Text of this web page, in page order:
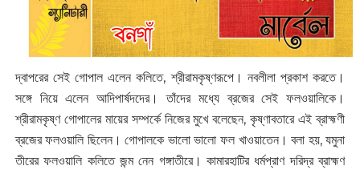
দ্বাপরের সেই গোপাল এলেন কলিতে, শ্রীরামকৃষ্ণরূপে। নবলীলা প্রকাশ করতে।
সঙ্গে নিয়ে এলেন আদিপার্ষদদের। তাঁদের মধ্যে ব্রজের সেই ফলওয়ালিকে।
শ্রীরামকৃষ্ণ গোপালের মায়ের সম্পর্কে নিজের মুখে বলেছেন, কৃষ্ণাবতারে এই ব্রাহ্মণী
ব্রজের ফলওয়ালি ছিলেন। গোপালকে ভালো ভালো ফল খাওয়াতেন। বলা হয়, যমুনা
তীরের ফলওয়ালি কলিতে জন্ম নেন গঙ্গাতীরে। কামারহাটির ধর্মপ্রাণ দরিদ্র ব্রাহ্মণ